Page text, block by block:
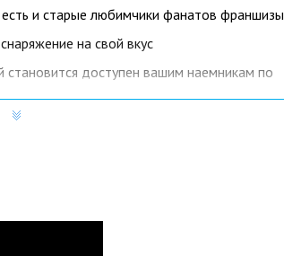
и старые любимчики фанатов франшизы
на свой вкус
доступен вашим наемникам по